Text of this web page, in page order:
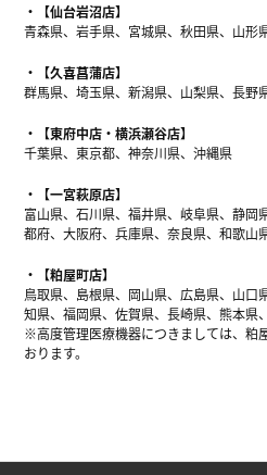
【仙台岩沼店】
青森県、岩手県、宮城県、秋田県、山形
【久喜菖蒲店】
群馬県、埼玉県、新潟県、山梨県、長野
【東府中店・横浜瀬谷店】
千葉県、東京都、神奈川県、沖縄県
【一宮萩原店】
富山県、石川県、福井県、岐阜県、静岡
都府、大阪府、兵庫県、奈良県、和歌山
【粕屋町店】
鳥取県、島根県、岡山県、広島県、山口
知県、福岡県、佐賀県、長崎県、熊本県
※高度管理医療機器につきましては、粕
おります。